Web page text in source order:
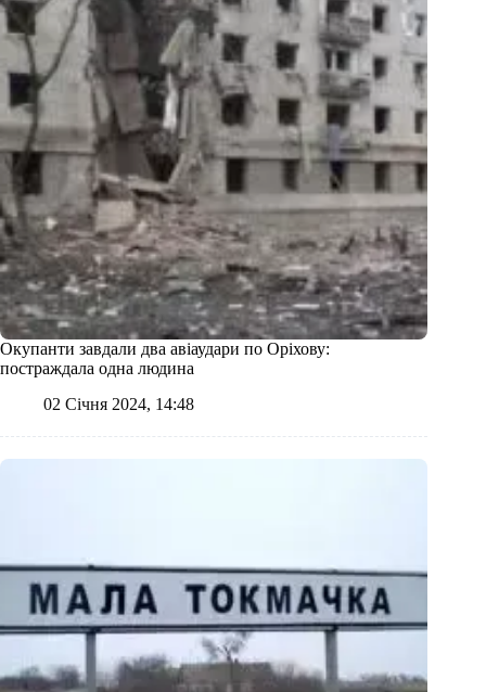
Окупанти завдали два авіаудари по Оріхову:
постраждала одна людина
02 Січня 2024, 14:48